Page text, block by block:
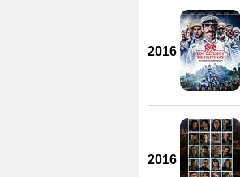
2016
2016